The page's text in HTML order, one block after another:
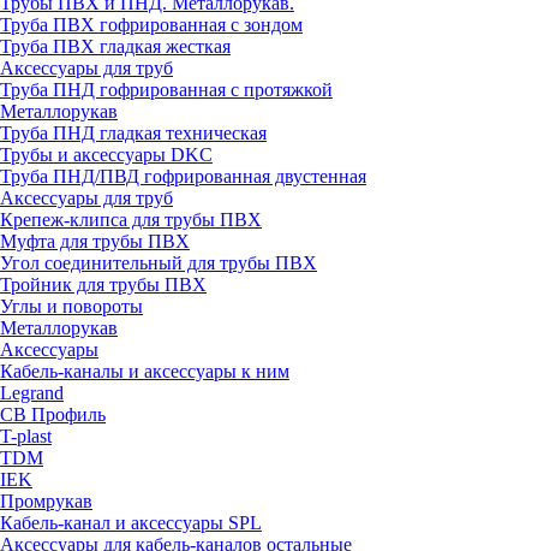
Труба ПВХ гофрированная с зондом
Труба ПВХ гладкая жесткая
Аксессуары для труб
Труба ПНД гофрированная с протяжкой
Металлорукав
Труба ПНД гладкая техническая
Трубы и аксессуары DKC
Труба ПНД/ПВД гофрированная двустенная
Аксессуары для труб
Крепеж-клипса для трубы ПВХ
Муфта для трубы ПВХ
Угол соединительный для трубы ПВХ
Тройник для трубы ПВХ
Углы и повороты
Металлорукав
Аксессуары
Кабель-каналы и аксессуары к ним
Legrand
СВ Профиль
T-plast
TDM
IEK
Промрукав
Кабель-канал и аксессуары SPL
Аксессуары для кабель-каналов остальные